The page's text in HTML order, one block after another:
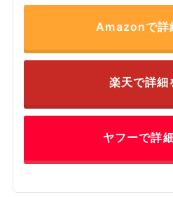
Amazonで詳
楽天で詳細
ヤフーで詳